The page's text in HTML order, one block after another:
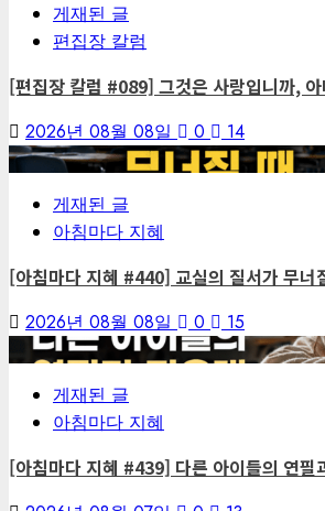
게재된 글
편집장 칼럼
[편집장 칼럼 #089] 그것은 사랑입니까,
2026년 08월 08일 0
14
3
게재된 글
아침마다 지혜
[아침마다 지혜 #440] 교실의 질서가 무너
2026년 08월 08일 0
15
게재된 글
아침마다 지혜
[아침마다 지혜 #439] 다른 아이들의 연필